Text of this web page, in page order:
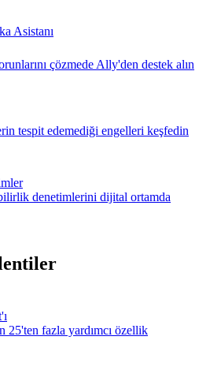
Asistanı
çözmede Ally'den destek alın
tespit edemediği engelleri keşfedin
denetimlerini dijital ortamda
25'ten fazla yardımcı özellik